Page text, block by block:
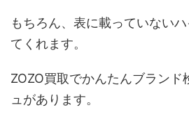
もちろん、表に載っていない
てくれます。
ZOZO買取でかんたんブランド
ュがあります。